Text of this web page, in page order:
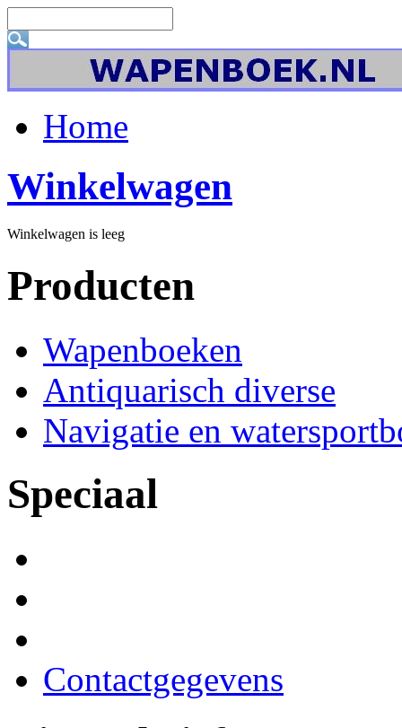
Home
Winkelwagen
Winkelwagen is leeg
Producten
Wapenboeken
Antiquarisch diverse
Navigatie en
Speciaal
Contactgegevens